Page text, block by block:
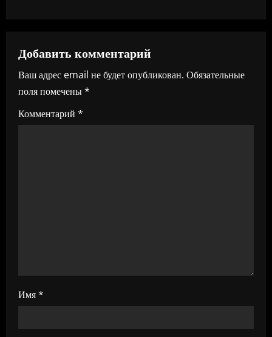
и
я
п
я
м
Добавить комментарий
Ваш адрес email не будет опубликован. Обязательные
поля помечены*
Комментарий *
Имя*